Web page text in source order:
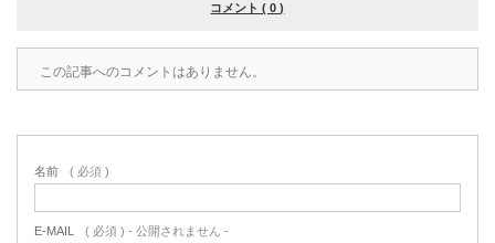
コメント ( 0 )
この記事へのコメントはありません。
名前 ( 必須 )
E-MAIL ( 必須 ) - 公開されません -